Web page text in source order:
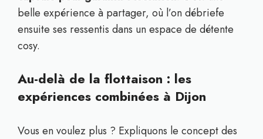
belle expérience à partager, où l’on débriefe
ensuite ses ressentis dans un espace de détente
cosy.
Au-delà de la flottaison : les
expériences combinées à Dijon
Vous en voulez plus ? Expliquons le concept des